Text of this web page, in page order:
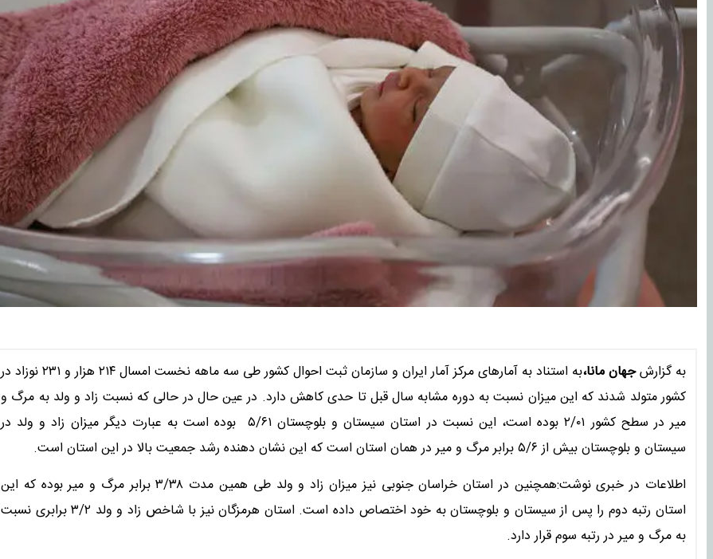
به گزارشجهان مانا،
به استناد به آمارهای مرکز آمار ایران و سازمان ثبت احوال کشور طی سه ماهه نخست امسال ۲۱۴ هزار و ۲۳۱ نوزاد در
کشور متولد شدند که این میزان نسبت به دوره مشابه سال قبل تا حدی کاهش دارد. در عین حال در حالی که نسبت زاد و ولد به مرگ و
میر در سطح کشور ۲/۰۱ بوده است، این نسبت در استان سیستان و بلوچستان ۵/۶۱ بوده است به عبارت دیگر میزان زاد و ولد در
سیستان و بلوچستان بیش از ۵/۶ برابر مرگ و میر در همان استان است که این نشان دهنده رشد جمعیت بالا در این استان است.
اطلاعات در خبری نوشت:همچنین در استان خراسان جنوبی نیز میزان زاد و ولد طی همین مدت ۳/۳۸ برابر مرگ و میر بوده که این
استان رتبه دوم را پس از سیستان و بلوچستان به خود اختصاص داده است. استان هرمزگان نیز با شاخص زاد و ولد ۳/۲ برابری نسبت
به مرگ و میر در رتبه سوم قرار دارد.